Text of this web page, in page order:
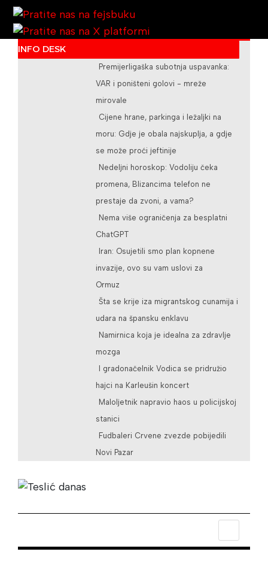
/teslicdanas@gmail.com
INFO DESK
Premijerligaška subotnja uspavanka:
VAR i poništeni golovi - mreže
mirovale
Cijene hrane, parkinga i ležaljki na
moru: Gdje je obala najskuplja, a gdje
se može proći jeftinije
Nedeljni horoskop: Vodoliju čeka
promena, Blizancima telefon ne
prestaje da zvoni, a vama?
Nema više ograničenja za besplatni
ChatGPT
Iran: Osujetili smo plan kopnene
invazije, ovo su vam uslovi za
Ormuz
Šta se krije iza migrantskog cunamija i
udara na špansku enklavu
Namirnica koja je idealna za zdravlje
mozga
I gradonačelnik Vodica se pridružio
hajci na Karleušin koncert
Maloljetnik napravio haos u policijskoj
stanici
Fudbaleri Crvene zvezde pobijedili
Novi Pazar